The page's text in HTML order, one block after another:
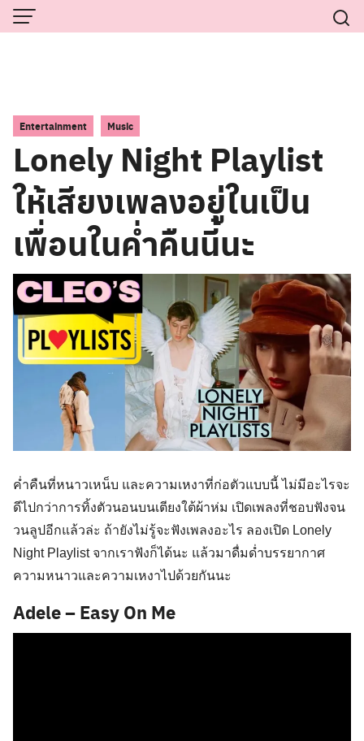
Skip
to
Entertainment Music
Lonely Night Playlist
ให้เสียงเพลงอยู่ในเป็น
เพื่อนในค่ำคืนนี้นะ
ค่ำคืนที่หนาวเหน็บ และความเหงาที่ก่อตัวแบบนี้ ไม่มีอะไรจะ
ดีไปกว่าการทิ้งตัวนอนบนเตียงใต้ผ้าห่ม เปิดเพลงที่ชอบฟังจน
วนลูปอีกแล้วล่ะ ถ้ายังไม่รู้จะฟังเพลงอะไร ลองเปิด Lonely
Night Playlist จากเราฟังก็ได้นะ แล้วมาดื่มด่ำบรรยากาศ
ความหนาวและความเหงาไปด้วยกันนะ
Adele – Easy On Me